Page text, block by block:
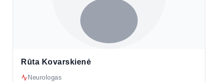
Rūta Kovarskienė
Neurologas